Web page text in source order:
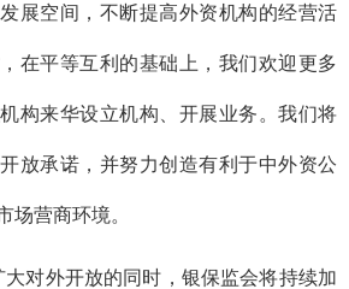
展空间，不断提高外资机构的经营活
在平等互利的基础上，我们欢迎更多
构来华设立机构、开展业务。我们将
放承诺，并努力创造有利于中外资公
场营商环境。
对外开放的同时，银保监会将持续加